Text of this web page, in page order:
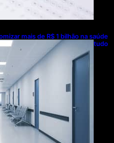
mais de R$ 1 bilhão na saúde
do saneamento, aponta estudo